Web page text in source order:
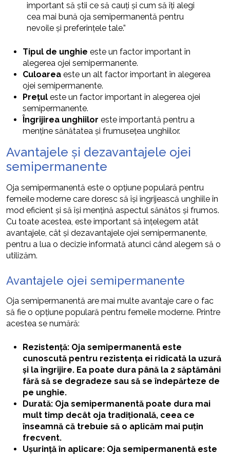
important să știi ce să cauți și cum să îți alegi
cea mai bună oja semipermanentă pentru
nevoile și preferințele tale.”
Tipul de unghie este un factor important în
alegerea ojei semipermanente.
Culoarea este un alt factor important în alegerea
ojei semipermanente.
Prețul este un factor important în alegerea ojei
semipermanente.
Îngrijirea unghiilor este importantă pentru a
menține sănătatea și frumusețea unghiilor.
Avantajele și dezavantajele ojei
semipermanente
Oja semipermanentă este o opțiune populară pentru
femeile moderne care doresc să își îngrijească unghiile în
mod eficient și să își mențină aspectul sănătos și frumos.
Cu toate acestea, este important să înțelegem atât
avantajele, cât și dezavantajele ojei semipermanente,
pentru a lua o decizie informată atunci când alegem să o
utilizăm.
Avantajele ojei semipermanente
Oja semipermanentă are mai multe avantaje care o fac
să fie o opțiune populară pentru femeile moderne. Printre
acestea se numără:
Rezistență: Oja semipermanentă este
cunoscută pentru rezistența ei ridicată la uzură
și la îngrijire. Ea poate dura până la 2 săptămâni
fără să se degradeze sau să se îndepărteze de
pe unghie.
Durată: Oja semipermanentă poate dura mai
mult timp decât oja tradițională, ceea ce
înseamnă că trebuie să o aplicăm mai puțin
frecvent.
Ușurință în aplicare: Oja semipermanentă este